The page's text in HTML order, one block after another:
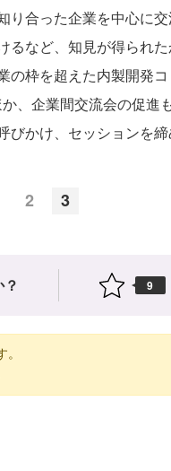
合った企業を中心に
るなど、知見が得られ
枠を超えた内製開発コ
、企業間交流会の促進
かけ、セッションを締
2 3
9